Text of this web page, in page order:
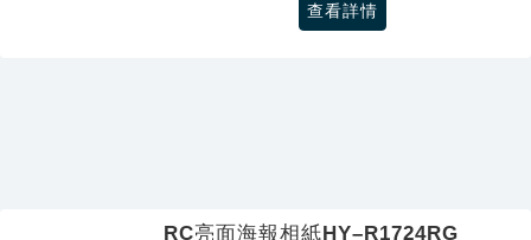
查看詳情
RC亮面海報相紙HY–R1724RG